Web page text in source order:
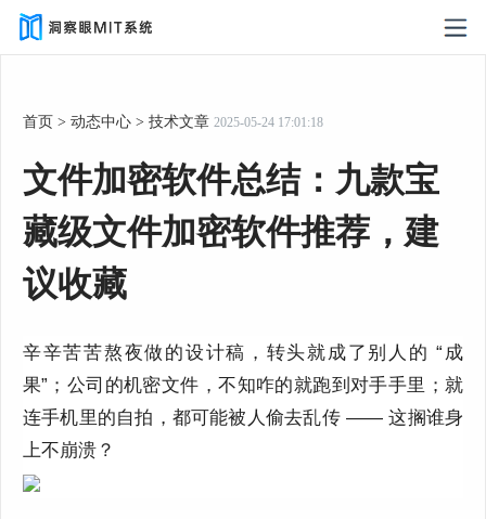
首页 > 动态中心 > 技术文章 2025-05-24 17:01:18
文件加密软件总结：九款宝
藏级文件加密软件推荐，建
议收藏
辛辛苦苦熬夜做的设计稿，转头就成了别人的 “ 成
果” ；公司的机密文件，不知咋的就跑到对手手里；就
连手机里的自拍，都可能被人偷去乱传——这搁谁身
上不崩溃？